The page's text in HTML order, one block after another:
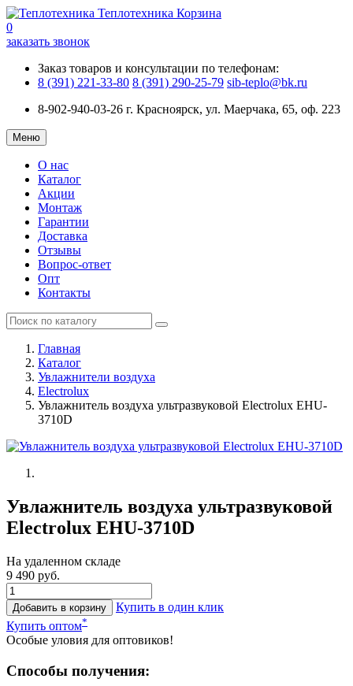
Теплотехника Корзина
0
заказать звонок
Заказ товаров и консультации по телефонам:
8 (391) 221-33-80 8 (391) 290-25-79 sib-teplo@bk.ru
8-902-940-03-26 г. Красноярск, ул. Маерчака, 65, оф. 223
Меню
О нас
Каталог
Акции
Монтаж
Гарантии
Доставка
Отзывы
Вопрос-ответ
Опт
Контакты
Главная
Каталог
Увлажнители воздуха
Electrolux
Увлажнитель воздуха ультразвуковой Electrolux EHU-
3710D
Увлажнитель воздуха ультразвуковой
Electrolux EHU-3710D
На удаленном складе
9 490 руб.
Добавить в корзину
Купить в один клик
Купить оптом*
Особые уловия для оптовиков!
Способы получения: